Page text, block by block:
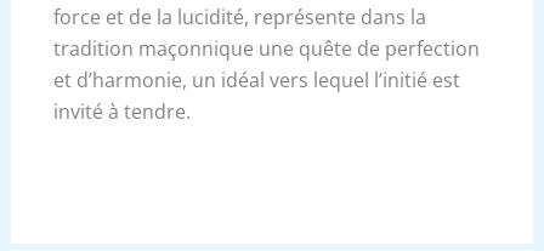
force et de la lucidité, représente dans la
tradition maçonnique une quête de perfection
et d’harmonie, un idéal vers lequel l’initié est
invité à tendre.